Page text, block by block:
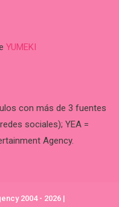
YUMEKI
con más de 3 fuentes
sociales); YEA =
Agency.
2004 - 2026 |